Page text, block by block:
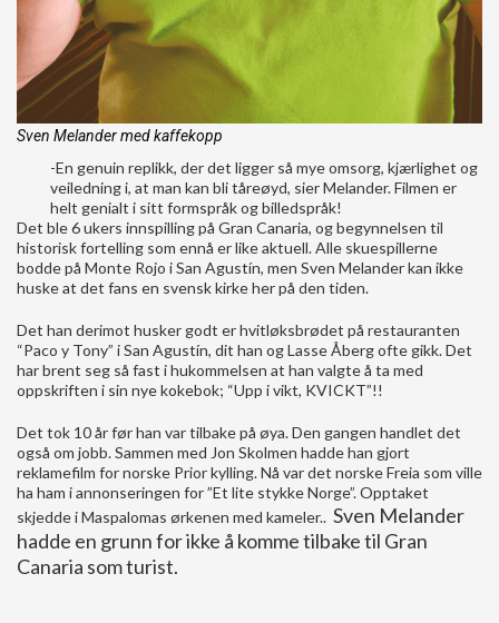
Sven Melander med kaffekopp
-En genuin replikk, der det ligger så mye omsorg, kjærlighet og
veiledning i, at man kan bli tåreøyd, sier Melander. Filmen er
helt genialt i sitt formspråk og billedspråk!
Det ble 6 ukers innspilling på Gran Canaria, og begynnelsen til
historisk fortelling som ennå er like aktuell. Alle skuespillerne
bodde på Monte Rojo i San Agustín, men Sven Melander kan ikke
huske at det fans en svensk kirke her på den tiden.
Det han derimot husker godt er hvitløksbrødet på restauranten
“Paco y Tony” i San Agustín, dit han og Lasse Åberg ofte gikk. Det
har brent seg så fast i hukommelsen at han valgte å ta med
oppskriften i sin nye kokebok; “Upp i vikt, KVICKT”!!
Det tok 10 år før han var tilbake på øya. Den gangen handlet det
også om jobb. Sammen med Jon Skolmen hadde han gjort
reklamefilm for norske Prior kylling. Nå var det norske Freia som ville
ha ham i annonseringen for ”Et lite stykke Norge”. Opptaket
skjedde i Maspalomas ørkenen med kameler.. Sven Melander
hadde en grunn for ikke å komme tilbake til Gran
Canaria som turist.